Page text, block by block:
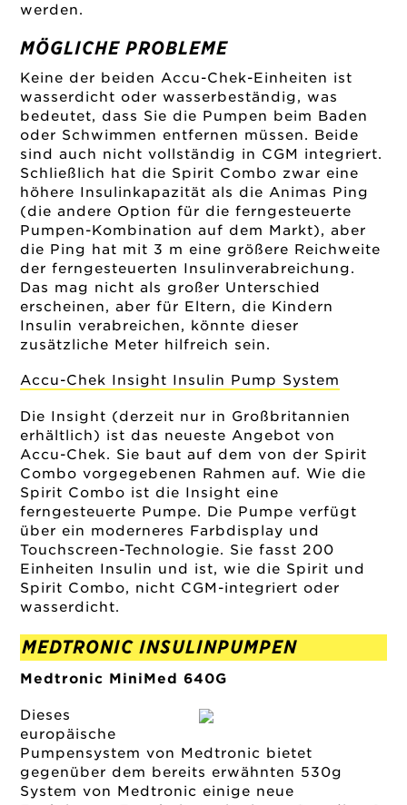
werden.
MÖGLICHE PROBLEME
Keine der beiden Accu-Chek-Einheiten ist
wasserdicht oder wasserbeständig, was
bedeutet, dass Sie die Pumpen beim Baden
oder Schwimmen entfernen müssen. Beide
sind auch nicht vollständig in CGM integriert.
Schließlich hat die Spirit Combo zwar eine
höhere Insulinkapazität als die Animas Ping
(die andere Option für die ferngesteuerte
Pumpen-Kombination auf dem Markt), aber
die Ping hat mit 3 m eine größere Reichweite
der ferngesteuerten Insulinverabreichung.
Das mag nicht als großer Unterschied
erscheinen, aber für Eltern, die Kindern
Insulin verabreichen, könnte dieser
zusätzliche Meter hilfreich sein.
Accu-Chek Insight Insulin Pump System
Die Insight (derzeit nur in Großbritannien
erhältlich) ist das neueste Angebot von
Accu-Chek. Sie baut auf dem von der Spirit
Combo vorgegebenen Rahmen auf. Wie die
Spirit Combo ist die Insight eine
ferngesteuerte Pumpe. Die Pumpe verfügt
über ein moderneres Farbdisplay und
Touchscreen-Technologie. Sie fasst 200
Einheiten Insulin und ist, wie die Spirit und
Spirit Combo, nicht CGM-integriert oder
wasserdicht.
MEDTRONIC INSULINPUMPEN
Medtronic MiniMed 640G
Dieses
europäische
Pumpensystem von Medtronic bietet
gegenüber dem bereits erwähnten 530g
System von Medtronic einige neue